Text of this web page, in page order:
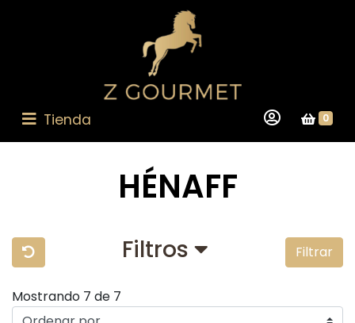
Tienda 0
HÉNAFF
Filtros Filtrar
Mostrando 7 de 7